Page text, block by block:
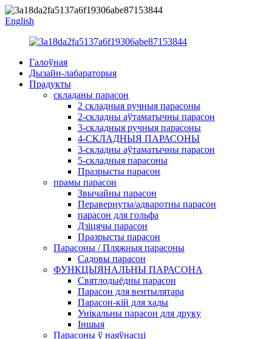
English
Галоўная
Дызайн-лабараторыя
Прадукты
складаны парасон
2 складныя ручныя парасоны
2-складны аўтаматычны парасон
3-складныя ручныя парасоны
4-СКЛАДНЫЯ ПАРАСОНЫ
3-складны аўтаматычны парасон
5-складныя парасоны
Празрысты парасон
прамы парасон
Звычайны парасон
Перавернуты/адваротны парасон
парасон для гольфа
Дзіцячы парасон
Празрысты парасон
Парасоны / Пляжныя парасоны
Садовы парасон
ФУНКЦЫЯНАЛЬНЫ ПАРАСОНА
Святлодыёдны парасон
Парасон для вентылятара
Парасон-кій для хады
Унікальны парасон для друку
Іншыя
Парасоны ў наяўнасці